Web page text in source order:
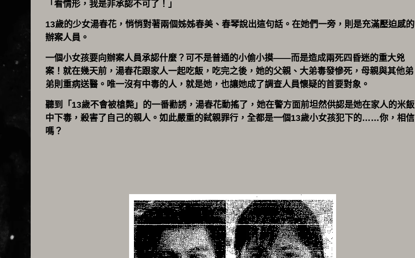
「看情形，我是非承認不可了！」
13歲的少女湯春花，悄悄對著兩個姊姊春美、春琴說出這句話。在她們一旁，則是充滿壓迫感的
辦案人員。
一個小女孩要向辦案人員承認什麼？可不是普通的小偷小摸——而是造成兩死四昏迷的重大兇
案！就在幾天前，湯春花跟家人一起吃飯，吃完之後，她的父親、大弟毒發慘死，母親與其他弟
弟則重病送醫。唯一沒有中毒的人，就是她，也讓她成了調查人員懷疑的首要對象。
聽到「13歲不會被槍斃」的一番勸誘，湯春花動搖了，她在警方面前坦然供認是她在家人的米飯
中下毒，殺害了自己的親人。如此嚴重的弑親罪行，全都是一個13歲小女孩犯下的……你，相信
嗎？